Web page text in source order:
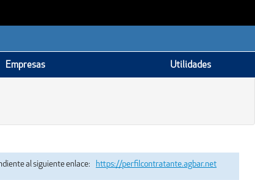
al siguiente enlace: https://perfilcontratante.agbar.net
Empresas Utilidades